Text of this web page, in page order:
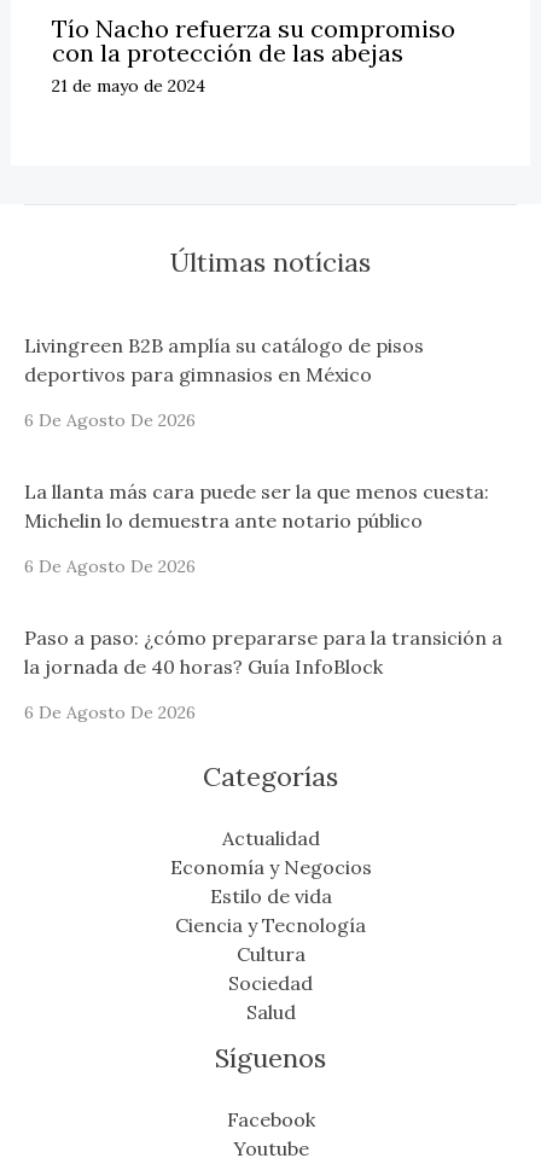
Tío Nacho refuerza su compromiso
con la protección de las abejas
21 de mayo de 2024
Últimas notícias
Livingreen B2B amplía su catálogo de pisos
deportivos para gimnasios en México
6 De Agosto De 2026
La llanta más cara puede ser la que menos cuesta:
Michelin lo demuestra ante notario público
6 De Agosto De 2026
Paso a paso: ¿cómo prepararse para la transición a
la jornada de 40 horas? Guía InfoBlock
6 De Agosto De 2026
Categorías
Actualidad
Economía y Negocios
Estilo de vida
Ciencia y Tecnología
Cultura
Sociedad
Salud
Síguenos
Facebook
Youtube